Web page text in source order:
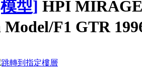
型] HPI
Model/F1 GTR